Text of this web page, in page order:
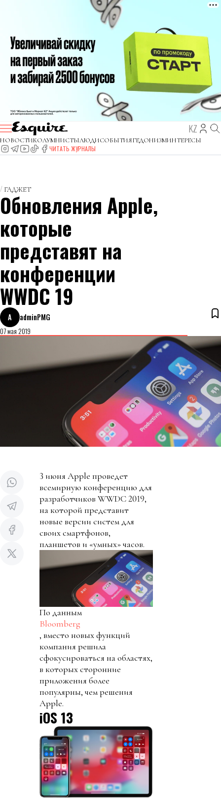
KZ
НОВОСТИКОЛУМНИСТЫЛЮДИСОБЫТИЯГЕДОНИЗМИНТЕРЕСЫ
ЧИТАТЬ ЖУРНАЛЫ
ГАДЖЕТ
Обновления Apple,
которые
представят на
конференции
WWDC 19
A
adminPMG
07 мая 2019
3 июня Apple проведет
всемирную конференцию для
разработчиков WWDC 2019,
на которой представит
новые версии систем для
своих смартфонов,
планшетов и «умных» часов.
По данным
Bloomberg
, вместо новых функций
компания решила
сфокусироваться на областях,
в которых сторонние
приложения более
популярны, чем решения
Apple.
iOS 13